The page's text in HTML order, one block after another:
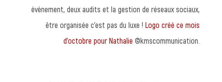
évènement, deux audits et la gestion de réseaux sociaux,
être organisée c’est pas du luxe !Logo créé ce mois
d’octobre pour Nathalie ©kmscommunication.